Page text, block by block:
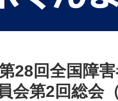
28回全国障
会第2回総会